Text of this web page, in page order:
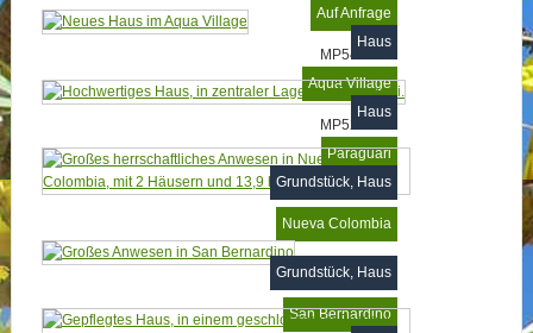
Auf Anfrage
MP549086
Haus
Aqua Village
MP525730
Haus
Paraguari
Grundstück, Haus
Nueva Colombia
MP436653
Grundstück, Haus
San Bernardino